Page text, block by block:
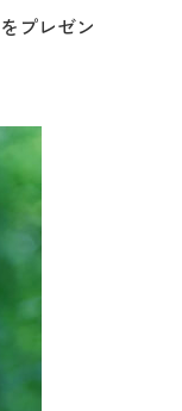
プレゼン